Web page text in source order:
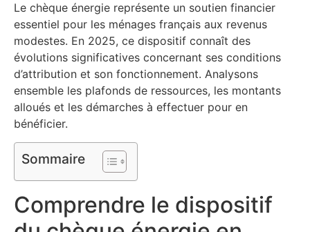
Le chèque énergie représente un soutien financier
essentiel pour les ménages français aux revenus
modestes. En 2025, ce dispositif connaît des
évolutions significatives concernant ses conditions
d’attribution et son fonctionnement. Analysons
ensemble les plafonds de ressources, les montants
alloués et les démarches à effectuer pour en
bénéficier.
Sommaire
Comprendre le dispositif